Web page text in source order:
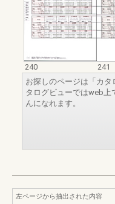
240
241
お探しのページは「カ
タログビューではweb上
んになれます。
左ページから抽出された内容